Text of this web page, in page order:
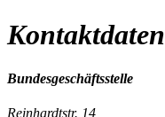
Kontaktdaten
Bundesgeschäftsstelle
Reinhardtstr. 14